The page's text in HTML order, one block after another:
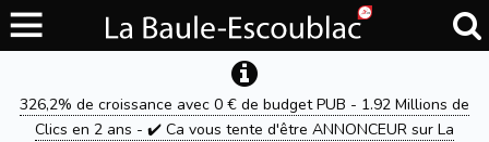
326,2% de croissance avec 0 € de budget PUB - 1.92 Millions de
Clics en 2 ans - ✔️ Ca vous tente d'être ANNONCEUR sur La